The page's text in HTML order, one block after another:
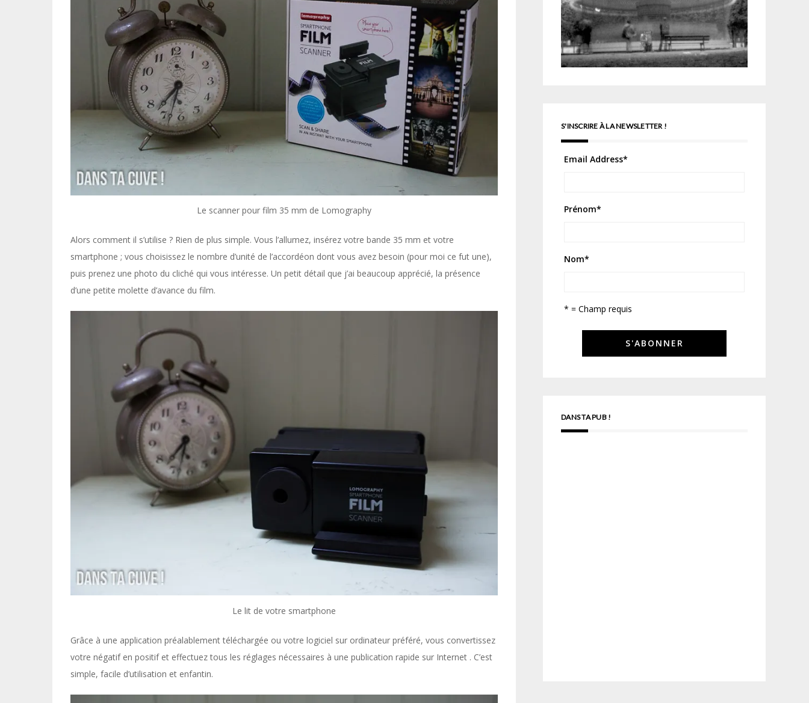
Le scanner pour film 35 mm de Lomography
Alors comment il s’utilise ? Rien de plus simple. Vous l’allumez, insérez votre bande 35 mm et votre
smartphone ; vous choisissez le nombre d’unité de l’accordéon dont vous avez besoin (pour moi ce fut une),
puis prenez une photo du cliché qui vous intéresse. Un petit détail que j’ai beaucoup apprécié, la présence
d’une petite molette d’avance du film.
Le lit de votre smartphone
Grâce à une application préalablement téléchargée ou votre logiciel sur ordinateur préféré, vous convertissez
votre négatif en positif et effectuez tous les réglages nécessaires à une publication rapide sur Internet . C’est
simple, facile d’utilisation et enfantin.
S'INSCRIRE À LA NEWSLETTER !
Email Address*
Prénom*
Nom*
* = Champ requis
DANS TA PUB !